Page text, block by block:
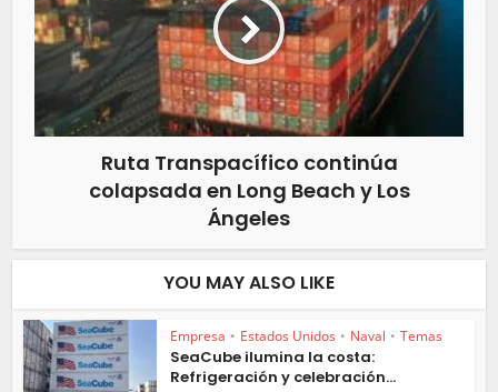
Ruta Transpacífico continúa
colapsada en Long Beach y Los
Ángeles
YOU MAY ALSO LIKE
Empresa • Estados Unidos • Naval • Temas
SeaCube ilumina la costa:
Refrigeración y celebración...